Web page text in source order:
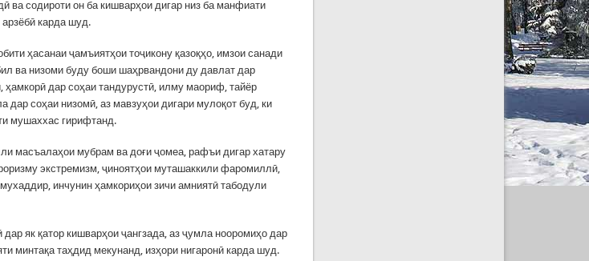
ва содироти он ба кишварҳои дигар низ ба манфиати
арзёбӣ карда шуд.
ҳасанаи ҷамъиятҳои тоҷикону қазоқҳо, имзои санади
ва низоми буду боши шаҳрвандони ду давлат дар
дар соҳаи тандурустӣ, илму маориф, тайёр
дар соҳаи низомӣ, аз мавзуҳои дигари мулоқот буд, ки
мушаххас гирифтанд.
масъалаҳои мубрам ва доғи ҷомеа, рафъи дигар хатару
экстремизм, ҷиноятҳои муташаккили фаромиллӣ,
инчунин ҳамкориҳои зичи амниятӣ табодули
як қатор кишварҳои ҷангзада, аз ҷумла нооромиҳо дар
минтақа таҳдид мекунанд, изҳори нигаронӣ карда шуд.